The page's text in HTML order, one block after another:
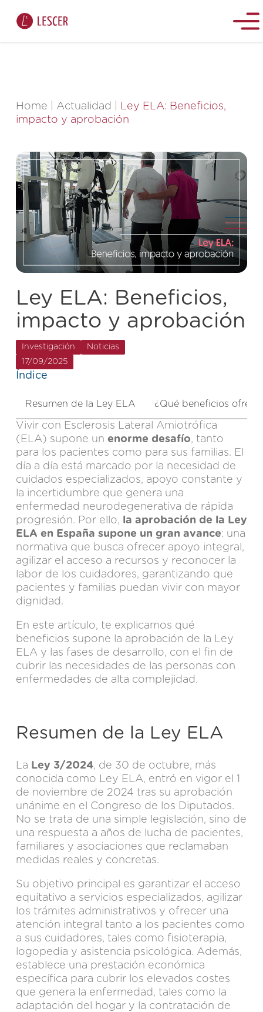
Home Actualidad
Ley ELA: Beneficios,
impacto y aprobación
Ley ELA: Beneficios,
impacto y aprobación
Investigación
Noticias
17/09/2025
Vivir con Esclerosis Lateral Amiotrófica
(ELA) supone un enorme desafío, tanto
para los pacientes como para sus familias. El
día a día está marcado por la necesidad de
cuidados especializados, apoyo constante y
la incertidumbre que genera una
enfermedad neurodegenerativa de rápida
progresión. Por ello, la aprobación de la Ley
ELA en España supone un gran avance: una
normativa que busca ofrecer apoyo integral,
agilizar el acceso a recursos y reconocer la
labor de los cuidadores, garantizando que
pacientes y familias puedan vivir con mayor
dignidad.
En este artículo, te explicamos qué
beneficios supone la aprobación de la Ley
ELA y las fases de desarrollo, con el fin de
cubrir las necesidades de las personas con
enfermedades de alta complejidad.
Resumen de la Ley ELA
La Ley 3/2024, de 30 de octubre, más
conocida como Ley ELA, entró en vigor el 1
de noviembre de 2024 tras su aprobación
unánime en el Congreso de los Diputados.
No se trata de una simple legislación, sino de
una respuesta a años de lucha de pacientes,
familiares y asociaciones que reclamaban
medidas reales y concretas.
Su objetivo principal es garantizar el acceso
equitativo a servicios especializados, agilizar
los trámites administrativos y ofrecer una
atención integral tanto a los pacientes como
a sus cuidadores, tales como fisioterapia,
logopedia y asistencia psicológica. Además,
establece una prestación económica
específica para cubrir los elevados costes
que genera la enfermedad, tales como la
adaptación del hogar y la contratación de
Índice
Resumen de la Ley ELA ¿Qué beneficios